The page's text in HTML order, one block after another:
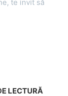
te invit să
LECTURĂ